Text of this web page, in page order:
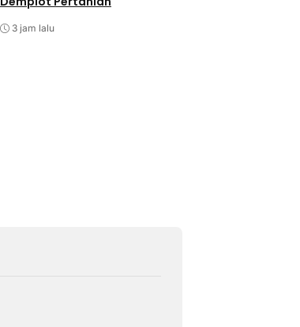
3 jam lalu